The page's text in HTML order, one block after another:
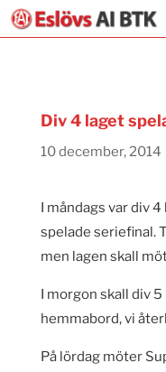
Div 4 laget
10 december, 2014
I måndags var div
spelade seriefinal.
men lagen skall
I morgon skall div
hemmabord, vi
På lördag möter